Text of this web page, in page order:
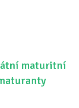
maturitní